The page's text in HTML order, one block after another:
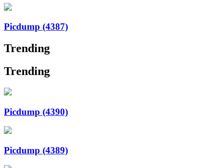
Picdump (4387)
Trending
Trending
Picdump (4390)
Picdump (4389)